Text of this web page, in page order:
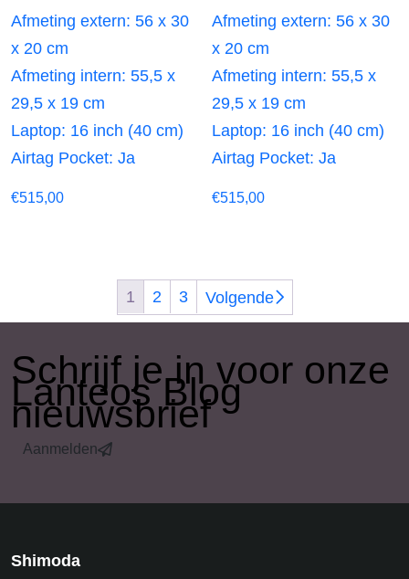
Afmeting extern: 56 x 30
x 20 cm
Afmeting intern: 55,5 x
29,5 x 19 cm
Laptop: 16 inch (40 cm)
Airtag Pocket: Ja
€515,00
Afmeting extern: 56 x 30
x 20 cm
Afmeting intern: 55,5 x
29,5 x 19 cm
Laptop: 16 inch (40 cm)
Airtag Pocket: Ja
€515,00
1 2 3 Volgende
​Schrijf je in voor onze
Lanteos Blog
nieuwsbrief
Aanmelden
Shimoda